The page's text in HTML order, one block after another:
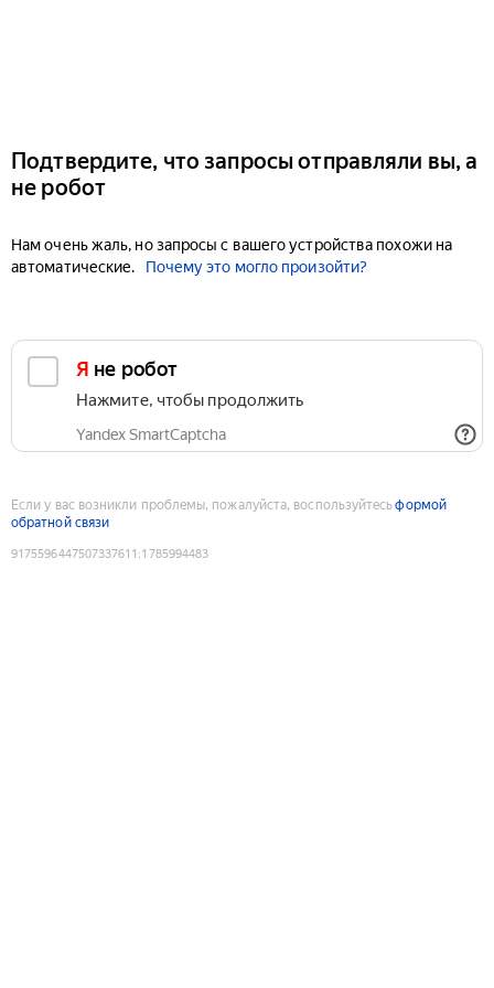
Подтвердите, что запросы отправляли вы, а
не робот
Нам очень жаль, но запросы с вашего устройства похожи на
автоматические.
Почему это могло произойти?
Я не робот
Нажмите, чтобы продолжить
Yandex SmartCaptcha
Если у вас возникли проблемы, пожалуйста, воспользуйтесьформой
обратной связи
9175596447507337611 :1785994483